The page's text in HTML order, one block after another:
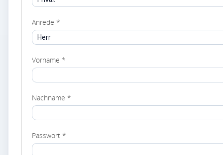
Anrede *
Vorname *
Nachname *
Passwort *